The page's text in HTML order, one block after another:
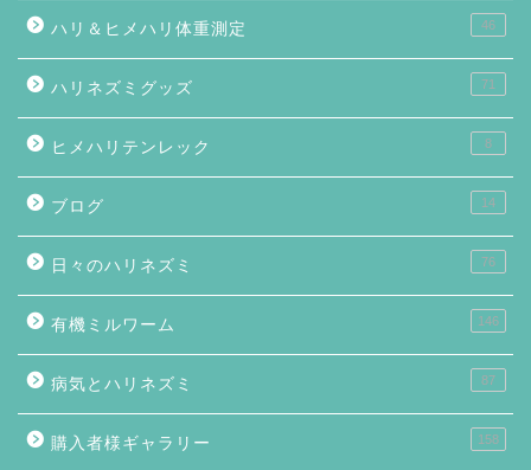
ハリ＆ヒメハリ体重測定 46
ハリネズミグッズ 71
ヒメハリテンレック 8
ブログ 14
日々のハリネズミ 76
有機ミルワーム 146
病気とハリネズミ 87
購入者様ギャラリー 158